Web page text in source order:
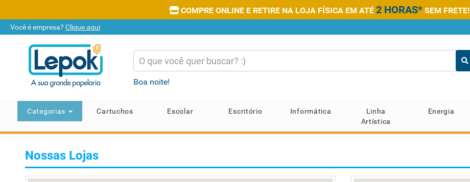
COMPRE ONLINE E RETIRE NA LOJA FÍSICA EM ATÉ 2 HORAS*SEM FRETE!
Você é empresa? Clique aqui
Boa noite!
Categorias Cartuchos Escolar Escritório Informática
Linha
Artística
Energia
Nossas Lojas